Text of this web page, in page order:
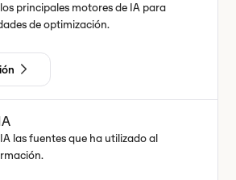
principales motores de IA para
de optimización.
las fuentes que ha utilizado al